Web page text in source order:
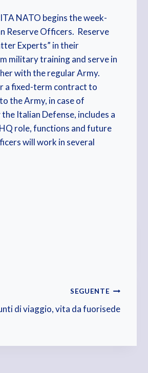
NATO begins the week-
Reserve Officers. Reserve
Experts” in their
military training and serve in
with the regular Army.
a fixed-term contract to
the Army, in case of
Italian Defense, includes a
role, functions and future
will work in several
SEGUENTE
di viaggio, vita da fuorisede